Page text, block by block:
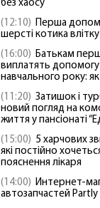
без хаосу
(12:10) Перша
шерсті котика влітку
(16:00) Батькам
виплатять
навчального року:
(11:20) Затишок і
новий погляд на
життя у пансіонаті
(15:00) 5 харчових
які постійно
пояснення лікаря
(14:00) Интернет-
автозапчастей Partly